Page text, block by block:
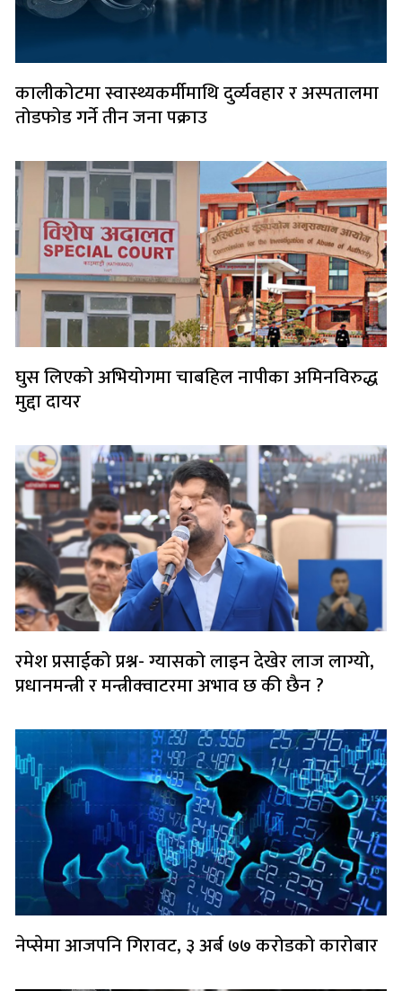
कालीकोटमा स्वास्थ्यकर्मीमाथि दुर्व्यवहार र अस्पतालमा
तोडफोड गर्ने तीन जना पक्राउ
घुस लिएको अभियोगमा चाबहिल नापीका अमिनविरुद्ध
मुद्दा दायर
रमेश प्रसाईको प्रश्न- ग्यासको लाइन देखेर लाज लाग्यो,
प्रधानमन्त्री र मन्त्रीक्वाटरमा अभाव छ की छैन ?
नेप्सेमा आजपनि गिरावट, ३ अर्ब ७७ करोडको कारोबार